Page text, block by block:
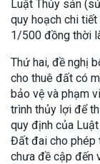
Luật Thủy sản
quy hoạch chi
1/500 đồng thời
Thứ hai, đề nghị
cho thuê đất có
bảo vệ và phạm
trình thủy lợi để
quy định của
Đất đai cho phép
chưa đề cập đến